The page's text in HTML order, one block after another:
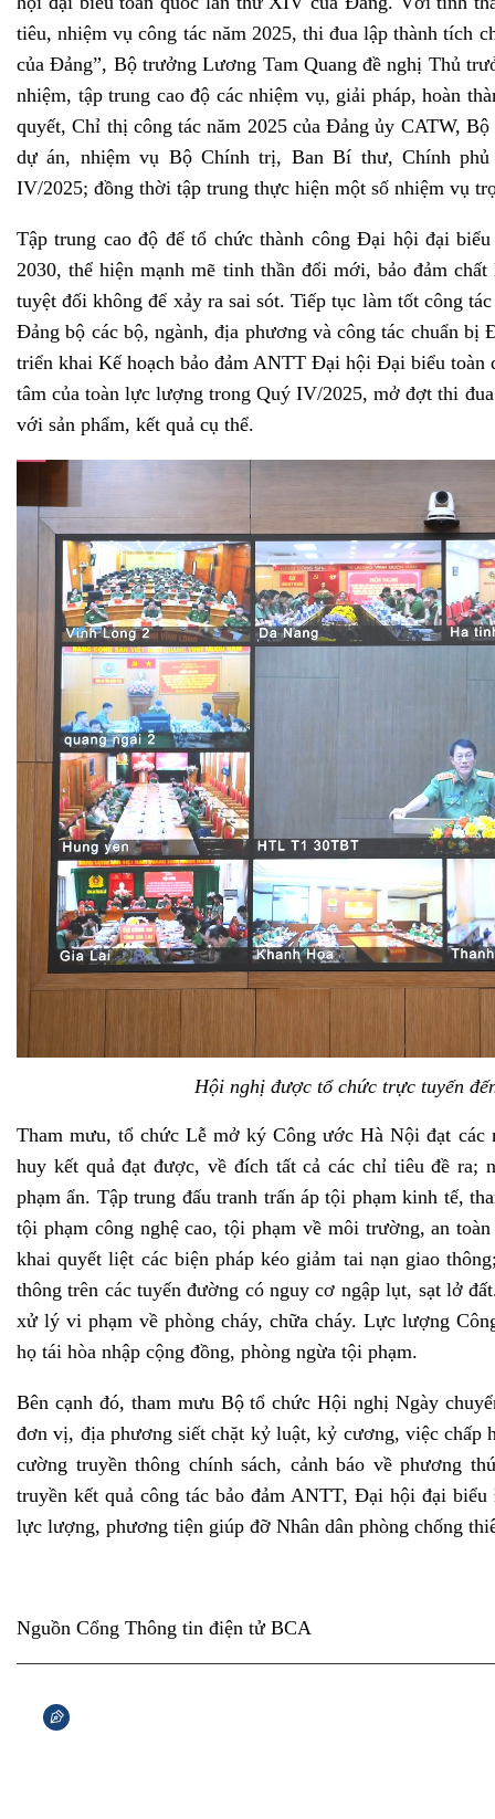
tiêu, nhiệm vụ công tác năm 2025, thi đua lập thành tích
của Đảng”, Bộ trưởng Lương Tam Quang đề nghị Thủ
nhiệm, tập trung cao độ các nhiệm vụ, giải pháp, hoàn
quyết, Chỉ thị công tác năm 2025 của Đảng ủy CATW,
dự án, nhiệm vụ Bộ Chính trị, Ban Bí thư, Chính
IV/2025; đồng thời tập trung thực hiện một số nhiệm vụ
Tập trung cao độ để tổ chức thành công Đại hội đại
2030, thể hiện mạnh mẽ tinh thần đổi mới, bảo đảm
tuyệt đối không để xảy ra sai sót. Tiếp tục làm tốt công
Đảng bộ các bộ, ngành, địa phương và công tác chuẩn
triển khai Kế hoạch bảo đảm ANTT Đại hội Đại biểu
tâm của toàn lực lượng trong Quý IV/2025, mở đợt thi
với sản phẩm, kết quả cụ thể.
Hội nghị được tổ chức trực tuyến
Tham mưu, tổ chức Lễ mở ký Công ước Hà Nội đạt
huy kết quả đạt được, về đích tất cả các chỉ tiêu đề ra;
phạm ẩn. Tập trung đấu tranh trấn áp tội phạm kinh tế,
tội phạm công nghệ cao, tội phạm về môi trường, an
khai quyết liệt các biện pháp kéo giảm tai nạn giao
thông trên các tuyến đường có nguy cơ ngập lụt, sạt lở
xử lý vi phạm về phòng cháy, chữa cháy. Lực lượng
họ tái hòa nhập cộng đồng, phòng ngừa tội phạm.
Bên cạnh đó, tham mưu Bộ tổ chức Hội nghị Ngày
đơn vị, địa phương siết chặt kỷ luật, kỷ cương, việc chấp
cường truyền thông chính sách, cảnh báo về phương
truyền kết quả công tác bảo đảm ANTT, Đại hội đại
lực lượng, phương tiện giúp đỡ Nhân dân phòng chống
Nguồn Cổng Thông tin điện tử BCA